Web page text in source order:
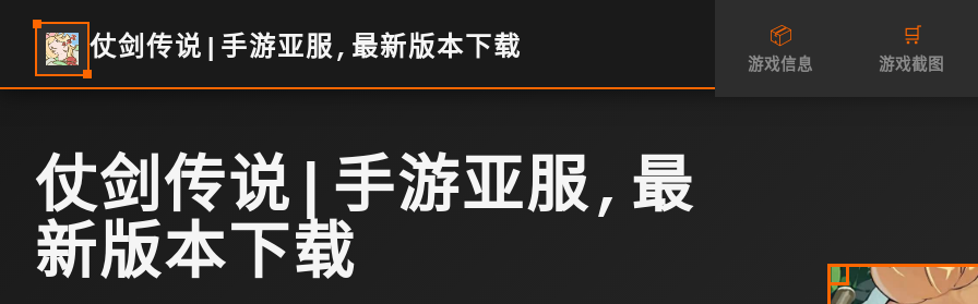
仗剑传说|手游亚服,最新版本下载 📦
游戏信息
🛒
游戏截图
仗剑传说|手游亚服,最
新版本下载